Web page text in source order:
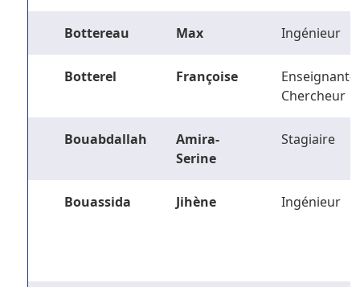
Bottereau Max Ingénieur
Botterel Françoise
Enseignant-
Chercheur
Bouabdallah
Amira-
Serine
Stagiaire
Bouassida Jihène Ingénieur